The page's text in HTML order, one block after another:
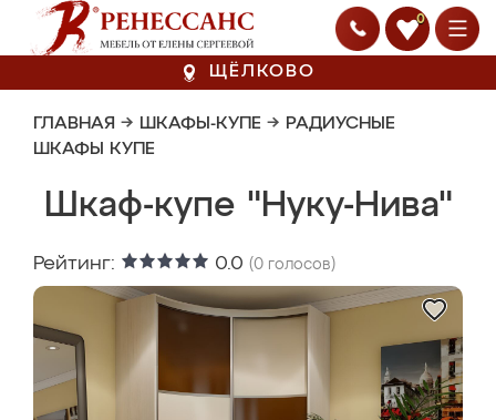
0
ЩЁЛКОВО
ГЛАВНАЯ → ШКАФЫ-КУПЕ → РАДИУСНЫЕ
ШКАФЫ КУПЕ
Шкаф-купе "Нуку-Нива"
Рейтинг: 0.0 (0 голосов)